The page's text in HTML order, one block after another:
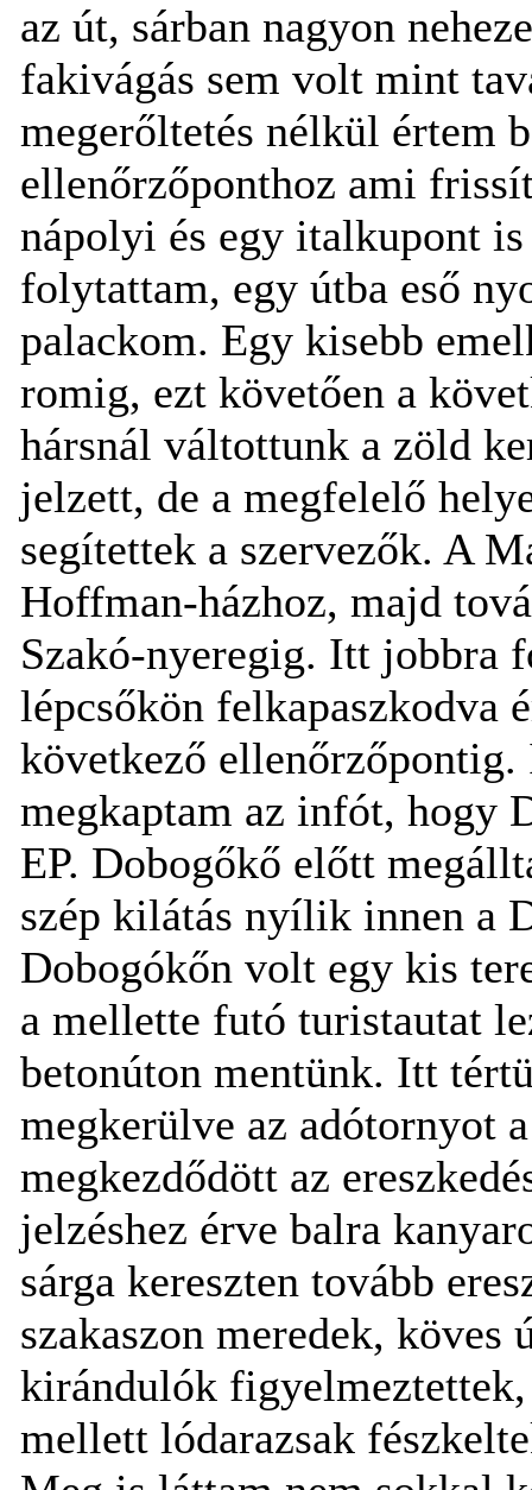
az út, sárban nagyon
fakivágás sem volt mint
megerőltetés nélkül értem
ellenőrzőponthoz ami
nápolyi és egy italkupont
folytattam, egy útba eső
palackom. Egy kisebb
romig, ezt követően a
hársnál váltottunk a zöld
jelzett, de a megfelelő
segítettek a szervezők. A
Hoffman-házhoz, majd
Szakó-nyeregig. Itt jobbra
lépcsőkön felkapaszkodva
következő
megkaptam az infót, hogy
EP. Dobogőkő előtt
szép kilátás nyílik innen a
Dobogókőn volt egy kis
a mellette futó turistautat
betonúton mentünk. Itt
megkerülve az adótornyot
megkezdődött az
jelzéshez érve balra
sárga kereszten tovább
szakaszon meredek, köves
kirándulók
mellett lódarazsak